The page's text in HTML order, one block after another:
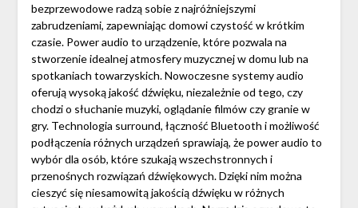
bezprzewodowe radzą sobie z najróżniejszymi
zabrudzeniami, zapewniając domowi czystość w krótkim
czasie. Power audio to urządzenie, które pozwala na
stworzenie idealnej atmosfery muzycznej w domu lub na
spotkaniach towarzyskich. Nowoczesne systemy audio
oferują wysoką jakość dźwięku, niezależnie od tego, czy
chodzi o słuchanie muzyki, oglądanie filmów czy granie w
gry. Technologia surround, łączność Bluetooth i możliwość
podłączenia różnych urządzeń sprawiają, że power audio to
wybór dla osób, które szukają wszechstronnych i
przenośnych rozwiązań dźwiękowych. Dzięki nim można
cieszyć się niesamowitą jakością dźwięku w różnych